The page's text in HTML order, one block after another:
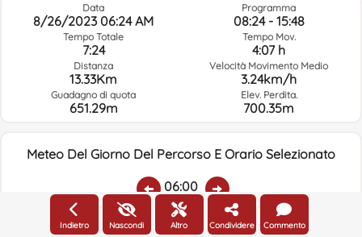
Data
8/26/2023 06:24 AM
Tempo Totale
7:24
Distanza
13.33Km
Guadagno di quota
651.29m
Programma
08:24 - 15:48
Tempo Mov.
4:07 h
Velocità Movimento Medio
3.24km/h
Elev. Perdita.
700.35m
Meteo Del Giorno Del Percorso E Orario Selezionato
06:00
Temp.: Piovere:Umidità Media:Velocità Vento:Indirizzo Vento:
Indietro Nascondi Altro Condividere Commento